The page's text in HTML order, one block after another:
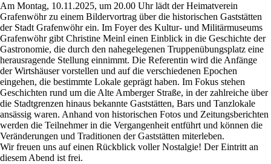
Am Montag, 10.11.2025, um 20.00 Uhr lädt der Heimatverein
Grafenwöhr zu einem Bildervortrag über die historischen Gaststätten
der Stadt Grafenwöhr ein. Im Foyer des Kultur- und Militärmuseums
Grafenwöhr gibt Christine Meinl einen Einblick in die Geschichte der
Gastronomie, die durch den nahegelegenen Truppenübungsplatz eine
herausragende Stellung einnimmt. Die Referentin wird die Anfänge
der Wirtshäuser vorstellen und auf die verschiedenen Epochen
eingehen, die bestimmte Lokale geprägt haben. Im Fokus stehen
Geschichten rund um die Alte Amberger Straße, in der zahlreiche über
die Stadtgrenzen hinaus bekannte Gaststätten, Bars und Tanzlokale
ansässig waren. Anhand von historischen Fotos und Zeitungsberichten
werden die Teilnehmer in die Vergangenheit entführt und können die
Veränderungen und Traditionen der Gaststätten miterleben.
Wir freuen uns auf einen Rückblick voller Nostalgie! Der Eintritt an
diesem Abend ist frei.